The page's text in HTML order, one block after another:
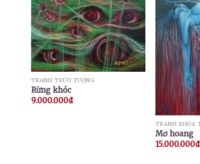
TRANH TRỪU TƯỢNG
Rừng khóc
9.000.000₫
TRANH KHỎA
Mơ hoang
15.000.000₫